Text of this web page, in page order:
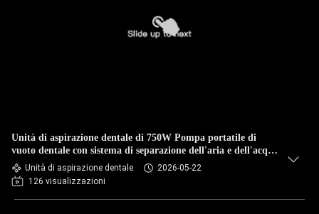
Unità di aspirazione dentale di 750W Pompa portatile di
vuoto dentale con sistema di separazione dell'aria e dell'acqua
per uso in clinica dentale
Unità di aspirazione dentale
2026-05-22
126 visualizzazioni